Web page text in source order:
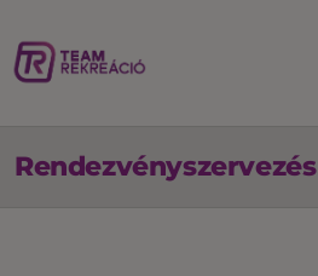
Rendezvényszervezés